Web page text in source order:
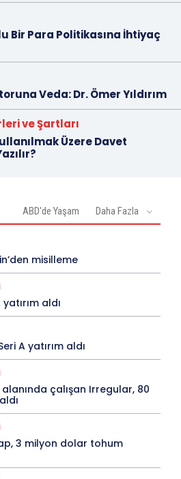
Bir Para Politikasına İhtiyaç
Veda: Dr. Ömer Yıldırım
ve Şartları
Üzere Davet
ABD'de Yaşam Daha Fazla
misilleme
aldı
A yatırım aldı
çalışan Irregular, 80
3 milyon dolar tohum